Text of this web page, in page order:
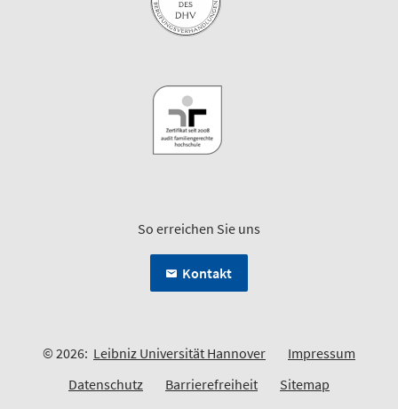
So erreichen Sie uns
Kontakt
© 2026: Leibniz Universität Hannover
Impressum
Datenschutz
Barrierefreiheit Sitemap